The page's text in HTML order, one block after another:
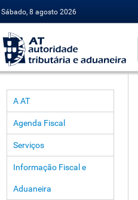
Sábado, 8 agosto 2026
A AT
Agenda Fiscal
Serviços
Informação Fiscal e
Aduaneira